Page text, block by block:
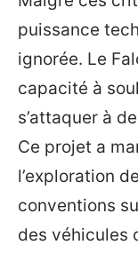
puissance
ignorée. Le
capacité à
s’attaquer à
Ce projet a
l’exploration
conventions
des véhicules